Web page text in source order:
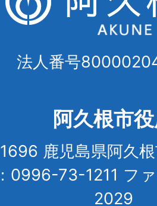
法人番号
阿久根市
鹿児島県阿久
0996-73-1211 フ
2029